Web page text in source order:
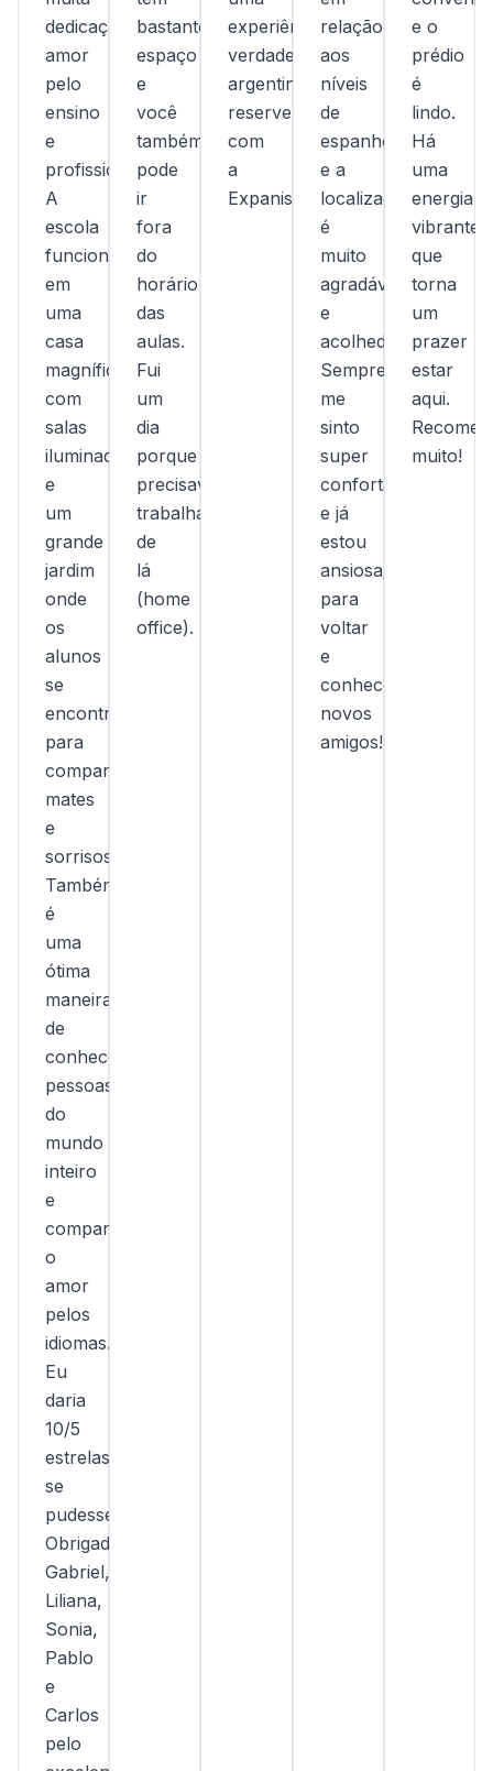
dedicação,
amor
pelo
ensino
e
profissionalismo.
A
escola
funciona
em
uma
casa
magnífica,
com
salas
iluminadas
e
um
grande
jardim
onde
os
alunos
se
encontram
para
compartilhar
mates
e
sorrisos.
Também
é
uma
ótima
maneira
de
conhecer
pessoas
do
mundo
inteiro
e
compartilhar
o
amor
pelos
idiomas.
Eu
daria
10/5
estrelas
se
pudesse.
Obrigada/o
Gabriel,
Liliana,
Sonia,
Pablo
e
Carlos
pelo
bastante
espaço
e
você
também
pode
ir
fora
do
horário
das
aulas.
Fui
um
dia
porque
precisava
trabalhar
de
lá
(home
office).
experiência
verdadeiramente
argentina,
reserve
com
a
Expanish!
relação
aos
níveis
de
espanhol
e a
localização
é
muito
agradável
e
acolhedora.
Sempre
me
sinto
super
confortável
e já
estou
ansiosa/o
para
voltar
e
conhecer
novos
amigos!
e o
prédio
é
lindo.
Há
uma
energia
vibrante
que
torna
um
prazer
estar
aqui.
muito!